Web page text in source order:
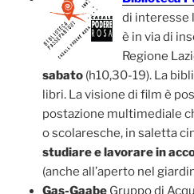
di interesse
è in via di
Regione
sabato(h10,30-19). La
libri. La visione di film è
postazione multimediale
o scolaresche, in saletta
studiare e lavorare in
(anche all’aperto nel
Gas-GaabeGruppo di